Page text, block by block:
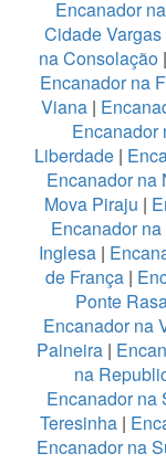
Encanador
Cidade Vargas
na Consolação |
Encanador na
Viana|
Encanador
Liberdade |
Encanador na
Mova Piraju |
Encanador
Inglesa |
de França |
Ponte
Encanador na
Paineira |
na
Encanador na
Teresinha|
Encanador na